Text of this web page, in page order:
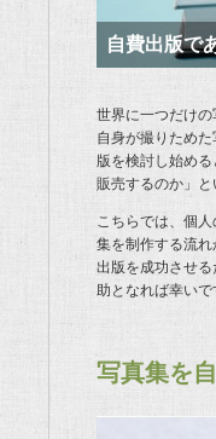
自費出版で
世界に一つだけ
自身が撮りため
版を検討し始め
販売するのか」
こちらでは、個
集を制作する流
出版を成功させ
助となれば幸いで
写真集を